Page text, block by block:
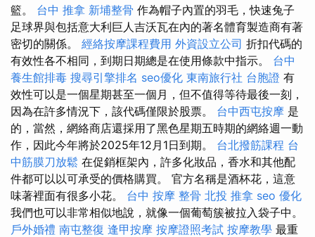
籃。 台中 推拿 新埔整骨 作為帽子內置的羽毛，快速兔子
足球界與包括意大利巨人吉沃瓦在內的著名體育製造商有著
密切的關係。 經絡按摩課程費用 外資設立公司 折扣代碼的
有效性各不相同，到期日期總是在使用條款中指示。 台中
養生館排毒 搜尋引擎排名 seo優化 東南旅行社 台胞證 有
效性可以是一個星期甚至一個月，但不值得等待最後一刻，
因為在許多情況下，該代碼僅限於股票。 台中西屯按摩 是
的，當然，網絡商店還採用了黑色星期五時期的網絡週一動
作，因此今年將於2025年12月1日到期。 台北撥筋課程 台
中筋膜刀放鬆 在促銷框架內，許多化妝品，香水和其他配
件都可以以可承受的價格購買。 官方名稱是酒杯花，這意
味著裡面有很多小花。 台中 按摩 整骨 北投 推拿 seo 優化
我們也可以非常相似地說，就像一個葡萄簇被拉入袋子中。
戶外婚禮 南屯整復 逢甲按摩 按摩證照考試 按摩教學 最重